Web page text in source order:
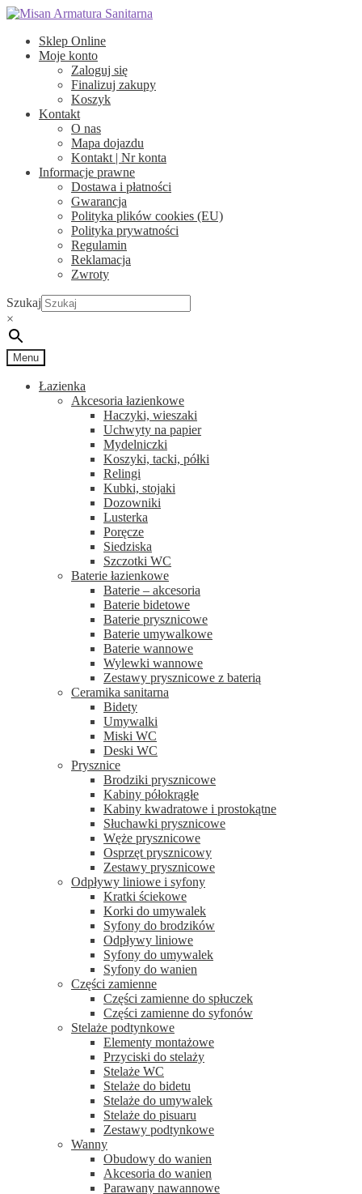
Przejdź
nawigacji
Przejdź
treści
Sklep Online
Moje konto
Zaloguj się
Finalizuj zakupy
Koszyk
Kontakt
O nas
Mapa dojazdu
Kontakt | Nr konta
Informacje prawne
Dostawa i płatności
Gwarancja
Polityka plików cookies (EU)
Polityka prywatności
Regulamin
Reklamacja
Zwroty
Szukaj
×
Menu
Łazienka
Akcesoria łazienkowe
Haczyki, wieszaki
Uchwyty na papier
Mydelniczki
Koszyki, tacki, półki
Relingi
Kubki, stojaki
Dozowniki
Lusterka
Poręcze
Siedziska
Szczotki WC
Baterie łazienkowe
Baterie – akcesoria
Baterie bidetowe
Baterie prysznicowe
Baterie umywalkowe
Baterie wannowe
Wylewki wannowe
Zestawy prysznicowe z baterią
Ceramika sanitarna
Bidety
Umywalki
Miski WC
Deski WC
Prysznice
Brodziki prysznicowe
Kabiny półokrągłe
Kabiny kwadratowe i prostokątne
Słuchawki prysznicowe
Węże prysznicowe
Osprzęt prysznicowy
Zestawy prysznicowe
Odpływy liniowe i syfony
Kratki ściekowe
Korki do umywalek
Syfony do brodzików
Odpływy liniowe
Syfony do umywalek
Syfony do wanien
Części zamienne
Części zamienne do spłuczek
Części zamienne do syfonów
Stelaże podtynkowe
Elementy montażowe
Przyciski do stelaży
Stelaże WC
Stelaże do bidetu
Stelaże do umywalek
Stelaże do pisuaru
Zestawy podtynkowe
Wanny
Obudowy do wanien
Akcesoria do wanien
Parawany nawannowe